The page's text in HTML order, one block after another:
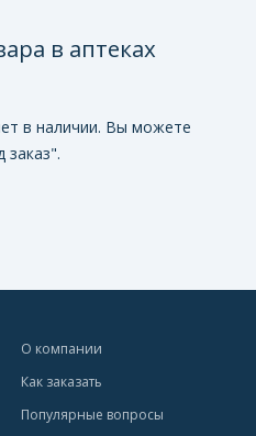
в аптеках
в наличии. Вы можете
О компании
Как заказать
Популярные вопросы